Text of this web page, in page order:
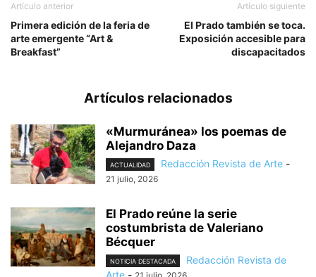
Artículo anterior
Primera edición de la feria de
arte emergente “Art &
Breakfast”
Artículo siguiente
El Prado también se toca.
Exposición accesible para
discapacitados
Artículos relacionados
«Murmuránea» los poemas de
Alejandro Daza
ACTUALIDAD Redacción Revista de Arte -
21 julio, 2026
El Prado reúne la serie
costumbrista de Valeriano
Bécquer
NOTICIA DESTACADA
Redacción Revista de